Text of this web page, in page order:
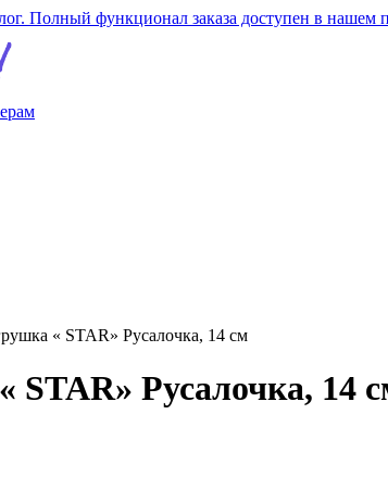
Полный функционал заказа доступен в нашем
« STAR» Русалочка, 14 см
Русалочка, 14